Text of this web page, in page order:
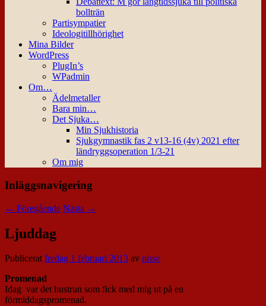
bollträn
Partisympatier
Ideologitillhörighet
Mina Bilder
WordPress
PlugIn’s
WPadmin
Om…
Ädelmetaller
Bara min…
Det Sjuka…
Min Sjukhistoria
Sjukgymnastik fas 2 v13-16 (4v) 2021 efter
ländryggsoperation 1/3-21
Om mig
Inläggsnavigering
← Föregående Nästa →
Ljuddag
Publiceratfredag 1 februari 2013 av nisse
Promenad
Idag var det hustrun som fick med mig ut på en
förmiddagspromenad.